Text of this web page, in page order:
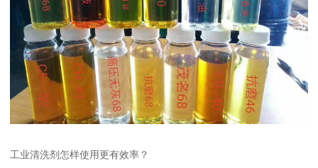
工业清洗剂怎样使用更有效率？